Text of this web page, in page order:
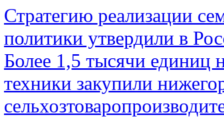
Стратегию реализации
политики утвердили в
Более 1,5 тысячи единиц
техники закупили